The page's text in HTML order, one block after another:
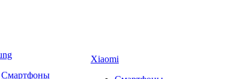
Смартфоны
Xiaomi